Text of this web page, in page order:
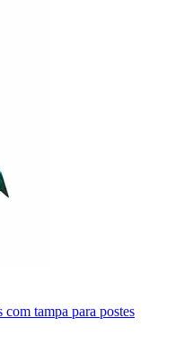
tampa para postes